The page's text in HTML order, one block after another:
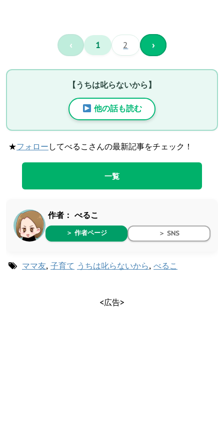
‹ 1 2 ›
【うちは叱らないから】
他の話も読む
★フォロー してべるこさんの最新記事をチェック！
一覧
作者： べるこ
＞ 作者ページ ＞ SNS
ママ友, 子育て うちは叱らないから, べるこ
<広告>